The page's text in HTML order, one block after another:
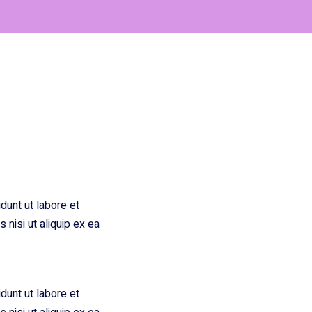
ut labore et
nisi ut aliquip ex ea
ut labore et